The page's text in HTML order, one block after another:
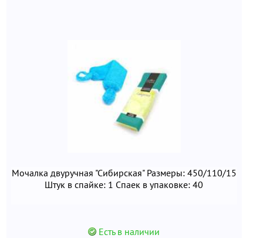
Мочалка двуручная "Сибирская" Размеры: 450/110/15
Штук в спайке: 1 Спаек в упаковке: 40
Есть в наличии